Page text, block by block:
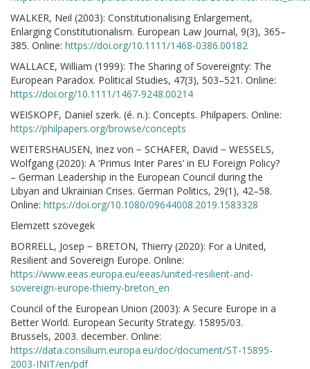
WALKER, Neil (2003): Constitutionalising Enlargement,
Enlarging Constitutionalism. European Law Journal, 9(3), 365–
385. Online: https://doi.org/10.1111/1468-0386.00182
WALLACE, William (1999): The Sharing of Sovereignty: The
European Paradox. Political Studies, 47(3), 503–521. Online:
https://doi.org/10.1111/1467-9248.00214
WEISKOPF, Daniel szerk. (é. n.): Concepts. Philpapers. Online:
https://philpapers.org/browse/concepts
WEITERSHAUSEN, Inez von − SCHAFER, David − WESSELS,
Wolfgang (2020): A ‘Primus Inter Pares’ in EU Foreign Policy?
– German Leadership in the European Council during the
Libyan and Ukrainian Crises. German Politics, 29(1), 42–58.
Online: https://doi.org/10.1080/09644008.2019.1583328
Elemzett szövegek
BORRELL, Josep − BRETON, Thierry (2020): For a United,
Resilient and Sovereign Europe. Online:
https://www.eeas.europa.eu/eeas/united-resilient-and-
sovereign-europe-thierry-breton_en
Council of the European Union (2003): A Secure Europe in a
Better World. European Security Strategy. 15895/03.
Brussels, 2003. december. Online:
https://data.consilium.europa.eu/doc/document/ST-15895-
2003-INIT/en/pdf